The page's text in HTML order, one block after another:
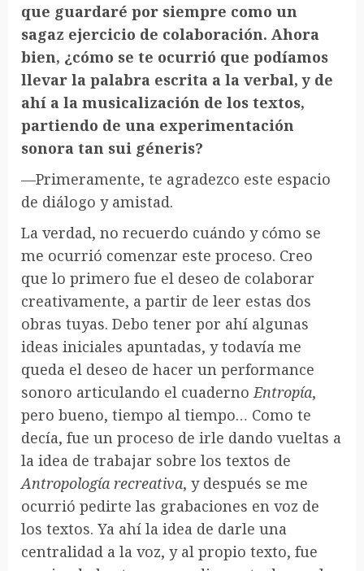
que guardaré por siempre como un
sagaz ejercicio de colaboración. Ahora
bien, ¿cómo se te ocurrió que podíamos
llevar la palabra escrita a la verbal, y de
ahí a la musicalización de los textos,
partiendo de una experimentación
sonora tan sui géneris?
—Primeramente, te agradezco este espacio
de diálogo y amistad.
La verdad, no recuerdo cuándo y cómo se
me ocurrió comenzar este proceso. Creo
que lo primero fue el deseo de colaborar
creativamente, a partir de leer estas dos
obras tuyas. Debo tener por ahí algunas
ideas iniciales apuntadas, y todavía me
queda el deseo de hacer un performance
sonoro articulando el cuadernoEntropía,
pero bueno, tiempo al tiempo… Como te
decía, fue un proceso de irle dando vueltas a
la idea de trabajar sobre los textos de
Antropología recreativa, y después se me
ocurrió pedirte las grabaciones en voz de
los textos. Ya ahí la idea de darle una
centralidad a la voz, y al propio texto, fue